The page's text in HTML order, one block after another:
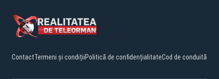
ContactTermeni și condițiiPolitică de confidențialitateCod de conduită